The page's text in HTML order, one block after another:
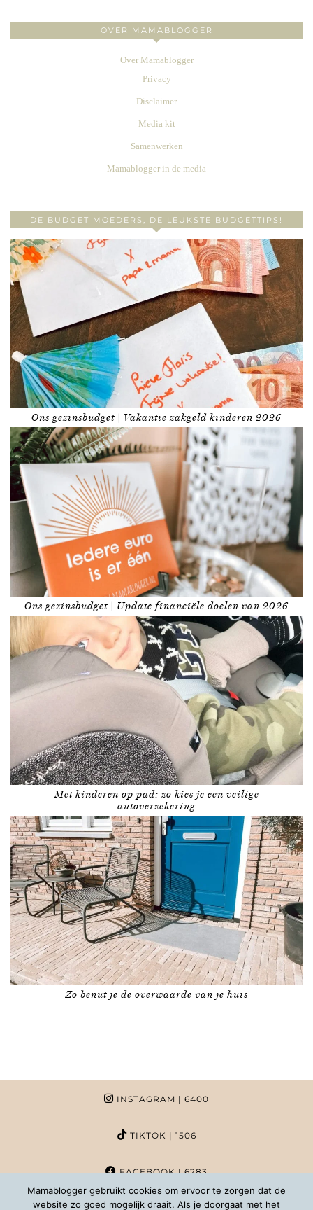
OVER MAMABLOGGER
Over Mamablogger
Privacy
Disclaimer
Media kit
Samenwerken
Mamablogger in de media
DE BUDGET MOEDERS, DE LEUKSTE BUDGETTIPS!
Ons gezinsbudget | Vakantie zakgeld kinderen 2026
Ons gezinsbudget | Update financiële doelen van 2026
Met kinderen op pad: zo kies je een veilige
autoverzekering
Zo benut je de overwaarde van je huis
INSTAGRAM | 6400
TIKTOK | 1506
FACEBOOK| 6283
Mamablogger gebruikt cookies om ervoor te zorgen dat de
website zo goed mogelijk draait. Als je doorgaat met het